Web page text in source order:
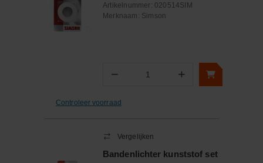
Artikelnummer: 020514SIM
Merknaam: Simson
− Aantal +
Controleer voorraad
Vergelijken
Bandenlichter kunststof set